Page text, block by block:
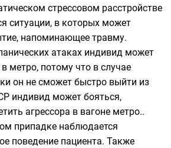
стрессовом расстройстве
ситуации, в которых может
напоминающее травму.
атаках индивид может
метро, потому что в случае
он не сможет быстро выйти из
индивид может бояться,
агрессора в вагоне метро..
припадке наблюдается
поведение пациента. Также